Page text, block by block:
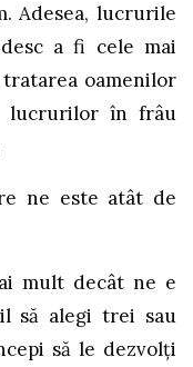
Adesea, lucrurile
a fi cele mai
oamenilor
lucrurilor în frâu
ne este atât de
mult decât ne e
să alegi trei sau
să le dezvolți